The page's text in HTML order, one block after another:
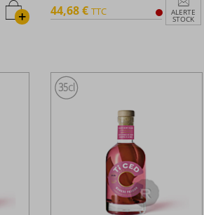
+ ALERTE
STOCK
44,68 € TTC